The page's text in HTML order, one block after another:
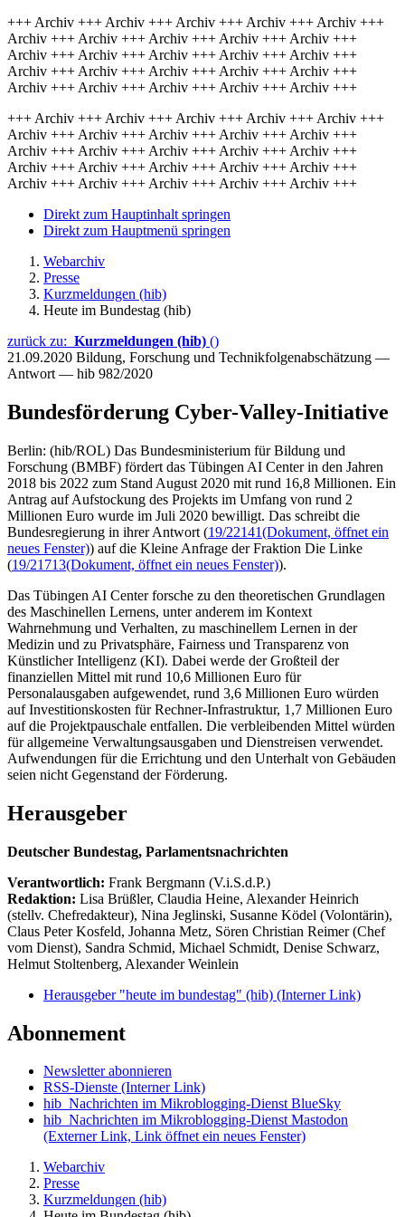
+++ Archiv +++ Archiv +++ Archiv +++ Archiv +++ Archiv +++
Archiv +++ Archiv +++ Archiv +++ Archiv +++ Archiv +++
Archiv +++ Archiv +++ Archiv +++ Archiv +++ Archiv +++
Archiv +++ Archiv +++ Archiv +++ Archiv +++ Archiv +++
Archiv +++ Archiv +++ Archiv +++ Archiv +++ Archiv +++
+++ Archiv +++ Archiv +++ Archiv +++ Archiv +++ Archiv +++
Archiv +++ Archiv +++ Archiv +++ Archiv +++ Archiv +++
Archiv +++ Archiv +++ Archiv +++ Archiv +++ Archiv +++
Archiv +++ Archiv +++ Archiv +++ Archiv +++ Archiv +++
Archiv +++ Archiv +++ Archiv +++ Archiv +++ Archiv +++
Direkt zum Hauptinhalt springen
Direkt zum Hauptmenü springen
Webarchiv
Presse
Kurzmeldungen (hib)
Heute im Bundestag (hib)
zurück zu: Kurzmeldungen (hib) ()
21.09.2020 Bildung, Forschung und Technikfolgenabschätzung —
Antwort — hib 982/2020
Bundesförderung Cyber-Valley-Initiative
Berlin: (hib/ROL) Das Bundesministerium für Bildung und
Forschung (BMBF) fördert das Tübingen AI Center in den Jahren
2018 bis 2022 zum Stand August 2020 mit rund 16,8 Millionen. Ein
Antrag auf Aufstockung des Projekts im Umfang von rund 2
Millionen Euro wurde im Juli 2020 bewilligt. Das schreibt die
Bundesregierung in ihrer Antwort (19/22141(Dokument, öffnet ein
neues Fenster)) auf die Kleine Anfrage der Fraktion Die Linke
(19/21713(Dokument, öffnet ein neues Fenster)).
Das Tübingen AI Center forsche zu den theoretischen Grundlagen
des Maschinellen Lernens, unter anderem im Kontext
Wahrnehmung und Verhalten, zu maschinellem Lernen in der
Medizin und zu Privatsphäre, Fairness und Transparenz von
Künstlicher Intelligenz (KI). Dabei werde der Großteil der
finanziellen Mittel mit rund 10,6 Millionen Euro für
Personalausgaben aufgewendet, rund 3,6 Millionen Euro würden
auf Investitionskosten für Rechner-Infrastruktur, 1,7 Millionen Euro
auf die Projektpauschale entfallen. Die verbleibenden Mittel würden
für allgemeine Verwaltungsausgaben und Dienstreisen verwendet.
Aufwendungen für die Errichtung und den Unterhalt von Gebäuden
seien nicht Gegenstand der Förderung.
Herausgeber
Deutscher Bundestag, Parlamentsnachrichten
Verantwortlich: Frank Bergmann (V.i.S.d.P.)
Redaktion: Lisa Brüßler, Claudia Heine, Alexander Heinrich
(stellv. Chefredakteur), Nina Jeglinski, Susanne Ködel (Volontärin),
Claus Peter Kosfeld, Johanna Metz, Sören Christian Reimer (Chef
vom Dienst), Sandra Schmid, Michael Schmidt, Denise Schwarz,
Helmut Stoltenberg, Alexander Weinlein
Herausgeber "heute im bundestag" (hib) (Interner Link)
Abonnement
Newsletter abonnieren
RSS-Dienste (Interner Link)
hib_Nachrichten im Mikroblogging-Dienst BlueSky
hib_Nachrichten im Mikroblogging-Dienst Mastodon
(Externer Link, Link öffnet ein neues Fenster)
Webarchiv
Presse
Kurzmeldungen (hib)